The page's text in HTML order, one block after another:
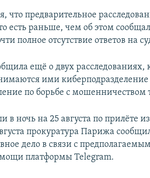
что предварительное
есть раньше, чем об этом
полное отсутствие ответов на
ещё о двух расследованиях,
ими киберподразделение
по борьбе с
в ночь на 25 августа по прилёте
прокуратура Парижа
дело в связи с
платформы Telegram.